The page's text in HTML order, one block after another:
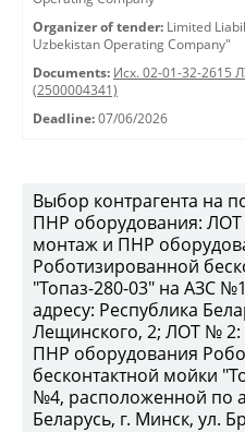
Organizer of tender: Limited
Uzbekistan Operating Company"
Documents: Исх. 02-01-32-2615
(2500004341)
Deadline: 07/06/2026
Выбор контрагента на
ПНР оборудования: ЛОТ
монтаж и ПНР
Роботизированной
"Топаз-280-03" на АЗС
адресу: Республика
Лещинского, 2; ЛОТ № 2:
ПНР оборудования
бесконтактной мойки
№4, расположенной по
Беларусь, г. Минск, ул.